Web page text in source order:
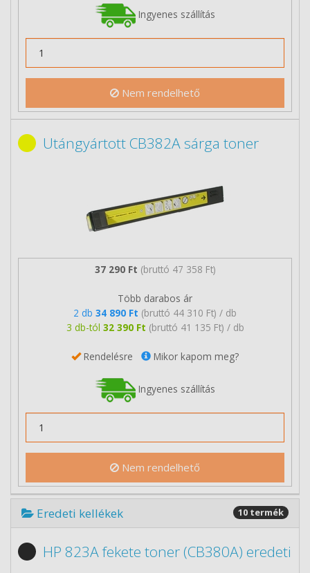
Ingyenes szállítás
Nem rendelhető
Utángyártott CB382A sárga toner
37 290 Ft (bruttó 47 358 Ft)
Több darabos ár
2 db 34 890 Ft (bruttó 44 310 Ft) / db
3 db-tól 32 390 Ft (bruttó 41 135 Ft) / db
Rendelésre Mikor kapom meg?
Ingyenes szállítás
Nem rendelhető
Eredeti kellékek 10 termék
HP 823A fekete toner (CB380A) eredeti